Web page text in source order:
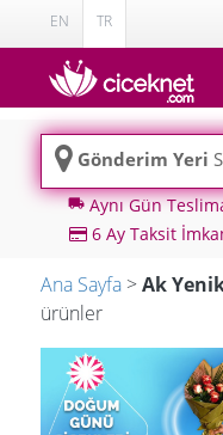
EN TR
Gönderim Yeri
local_shippingAynı Gün
6 Ay Taksit
Ana Sayfa >Ak
ürünler